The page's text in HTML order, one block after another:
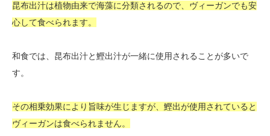
昆布出汁は植物由来で海藻に分類されるので、ヴィーガンでも安
心して食べられます。
和食では、昆布出汁と鰹出汁が一緒に使用されることが多いで
す。
その相乗効果により旨味が生じますが、鰹出が使用されていると
ヴィーガンは食べられません。